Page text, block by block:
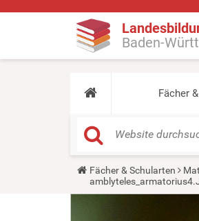
Baden-
Fächer
Y
u
Fächer & Schularten